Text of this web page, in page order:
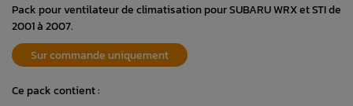
Pack pour ventilateur de climatisation pour SUBARU WRX et STI de
2001 à 2007.
Sur commande uniquement
Ce pack contient :